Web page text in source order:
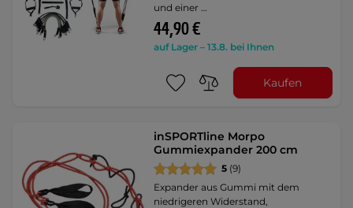
und einer …
44,90 €
auf Lager – 13.8. bei Ihnen
Kaufen
inSPORTline Morpo
Gummiexpander 200 cm
5 (9)
Expander aus Gummi mit dem
niedrigeren Widerstand,